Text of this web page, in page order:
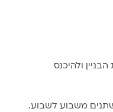
ולהיכנס
משבוע לשבוע.